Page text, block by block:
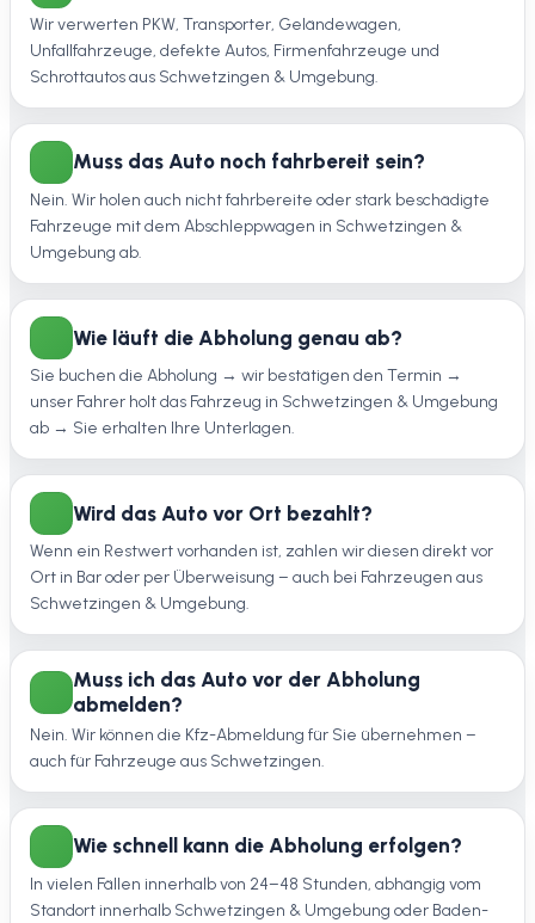
Wir verwerten PKW, Transporter, Geländewagen,
Unfallfahrzeuge, defekte Autos, Firmenfahrzeuge und
Schrottautos aus Schwetzingen & Umgebung.
Muss das Auto noch fahrbereit sein?
Nein. Wir holen auch nicht fahrbereite oder stark beschädigte
Fahrzeuge mit dem Abschleppwagen in Schwetzingen &
Umgebung ab.
Wie läuft die Abholung genau ab?
Sie buchen die Abholung → wir bestätigen den Termin →
unser Fahrer holt das Fahrzeug in Schwetzingen & Umgebung
ab → Sie erhalten Ihre Unterlagen.
Wird das Auto vor Ort bezahlt?
Wenn ein Restwert vorhanden ist, zahlen wir diesen direkt vor
Ort in Bar oder per Überweisung – auch bei Fahrzeugen aus
Schwetzingen & Umgebung.
Muss ich das Auto vor der Abholung
abmelden?
Nein. Wir können die Kfz-Abmeldung für Sie übernehmen –
auch für Fahrzeuge aus Schwetzingen.
Wie schnell kann die Abholung erfolgen?
In vielen Fällen innerhalb von 24–48 Stunden, abhängig vom
Standort innerhalb Schwetzingen & Umgebung oder Baden-